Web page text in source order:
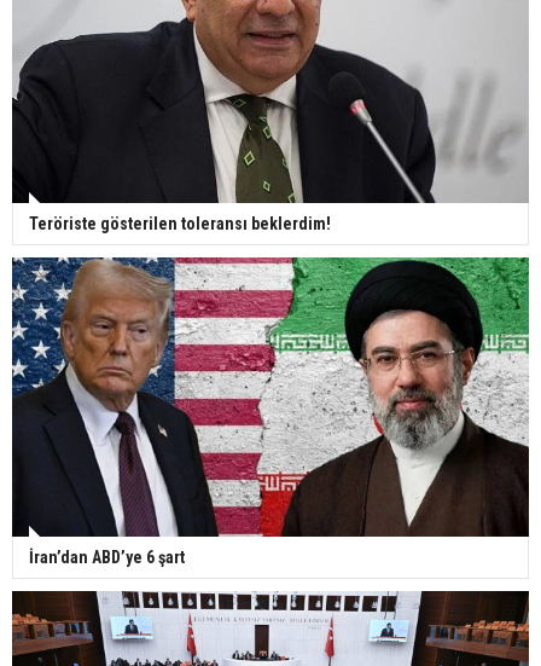
Teröriste gösterilen toleransı beklerdim!
İran’dan ABD’ye 6 şart